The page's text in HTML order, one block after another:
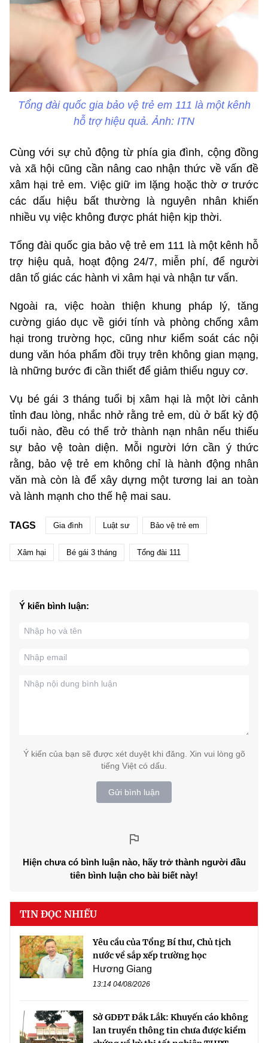
Tổng đài quốc gia bảo vệ trẻ em 111 là một kênh
hỗ trợ hiệu quả. Ảnh: ITN
Cùng với sự chủ động từ phía gia đình, cộng đồng
và xã hội cũng cần nâng cao nhận thức về vấn đề
xâm hại trẻ em. Việc giữ im lặng hoặc thờ ơ trước
các dấu hiệu bất thường là nguyên nhân khiến
nhiều vụ việc không được phát hiện kịp thời.
Tổng đài quốc gia bảo vệ trẻ em 111 là một kênh hỗ
trợ hiệu quả, hoạt động 24/7, miễn phí, để người
dân tố giác các hành vi xâm hại và nhận tư vấn.
Ngoài ra, việc hoàn thiện khung pháp lý, tăng
cường giáo dục về giới tính và phòng chống xâm
hại trong trường học, cũng như kiểm soát các nội
dung văn hóa phẩm đồi trụy trên không gian mạng,
là những bước đi cần thiết để giảm thiểu nguy cơ.
Vụ bé gái 3 tháng tuổi bị xâm hại là một lời cảnh
tỉnh đau lòng, nhắc nhở rằng trẻ em, dù ở bất kỳ độ
tuổi nào, đều có thể trở thành nạn nhân nếu thiếu
sự bảo vệ toàn diện. Mỗi người lớn cần ý thức
rằng, bảo vệ trẻ em không chỉ là hành động nhân
văn mà còn là để xây dựng một tương lai an toàn
và lành mạnh cho thế hệ mai sau.
TAGS Gia đình Luật sư Bảo vệ trẻ em
Xâm hại Bé gái 3 tháng Tổng đài 111
Ý kiến bình luận:
Ý kiến của bạn sẽ được xét duyệt khi đăng. Xin vui lòng gõ
tiếng Việt có dấu.
Gửi bình luận
Hiện chưa có bình luận nào, hãy trở thành người đầu
tiên bình luận cho bài biết này!
TIN ĐỌC NHIỀU
Yêu cầu của Tổng Bí thư, Chủ tịch
nước về sắp xếp trường học
Hương Giang
13:14 04/08/2026
Sở GDĐT Đắk Lắk: Khuyến cáo không
lan truyền thông tin chưa được kiểm